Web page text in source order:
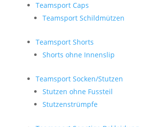
Teamsport Caps
Teamsport Schildmützen
Teamsport Shorts
Shorts ohne Innenslip
Teamsport Socken/Stutzen
Stutzen ohne Fussteil
Stutzenstrümpfe